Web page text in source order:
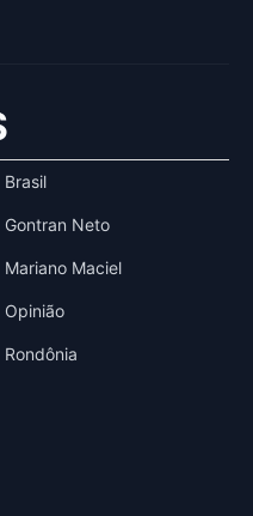
Brasil
Gontran Neto
Mariano Maciel
Opinião
Rondônia